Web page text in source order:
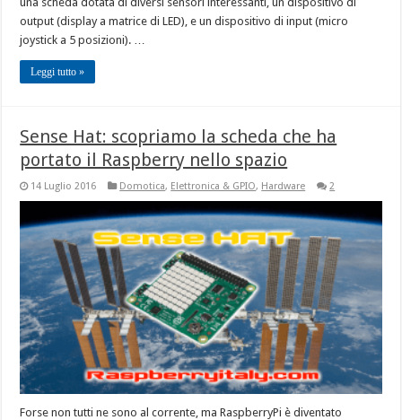
output (display a matrice di LED), e un dispositivo di input (micro
joystick a 5 posizioni). …
Leggi tutto »
Sense Hat: scopriamo la scheda che ha
portato il Raspberry nello spazio
14 Luglio 2016 Domotica, Elettronica & GPIO, Hardware 2
Forse non tutti ne sono al corrente, ma RaspberryPi è diventato